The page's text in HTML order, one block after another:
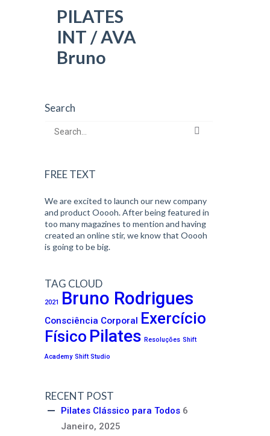
PILATES
INT / AVA
Bruno
Search
FREE TEXT
We are excited to launch our new company
and product Ooooh. After being featured in
too many magazines to mention and having
created an online stir, we know that Ooooh
is going to be big.
TAG CLOUD
2021 Bruno Rodrigues
Consciência Corporal Exercício
Físico Pilates Resoluções Shift
Academy Shift Studio
RECENT POST
Pilates Clássico para Todos 6
Janeiro, 2025